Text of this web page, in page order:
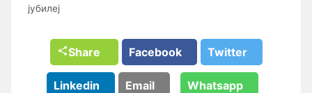
јубилеј
Share Facebook Twitter
Linkedin Email Whatsapp